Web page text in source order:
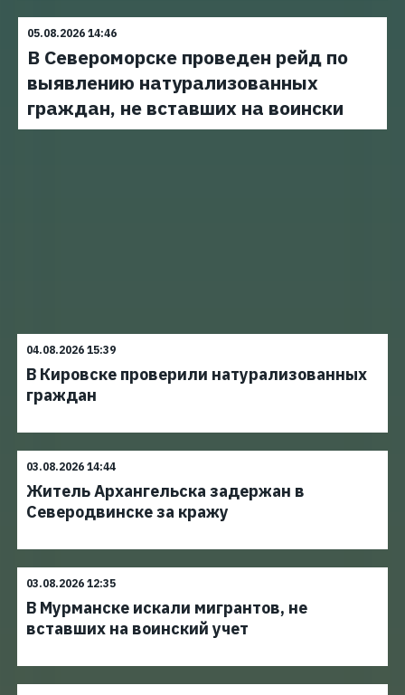
05.08.2026 14:46
В Североморске проведен рейд по
выявлению натурализованных
граждан, не вставших на воински
04.08.2026 15:39
В Кировске проверили натурализованных
граждан
03.08.2026 14:44
Житель Архангельска задержан в
Северодвинске за кражу
03.08.2026 12:35
В Мурманске искали мигрантов, не
вставших на воинский учет